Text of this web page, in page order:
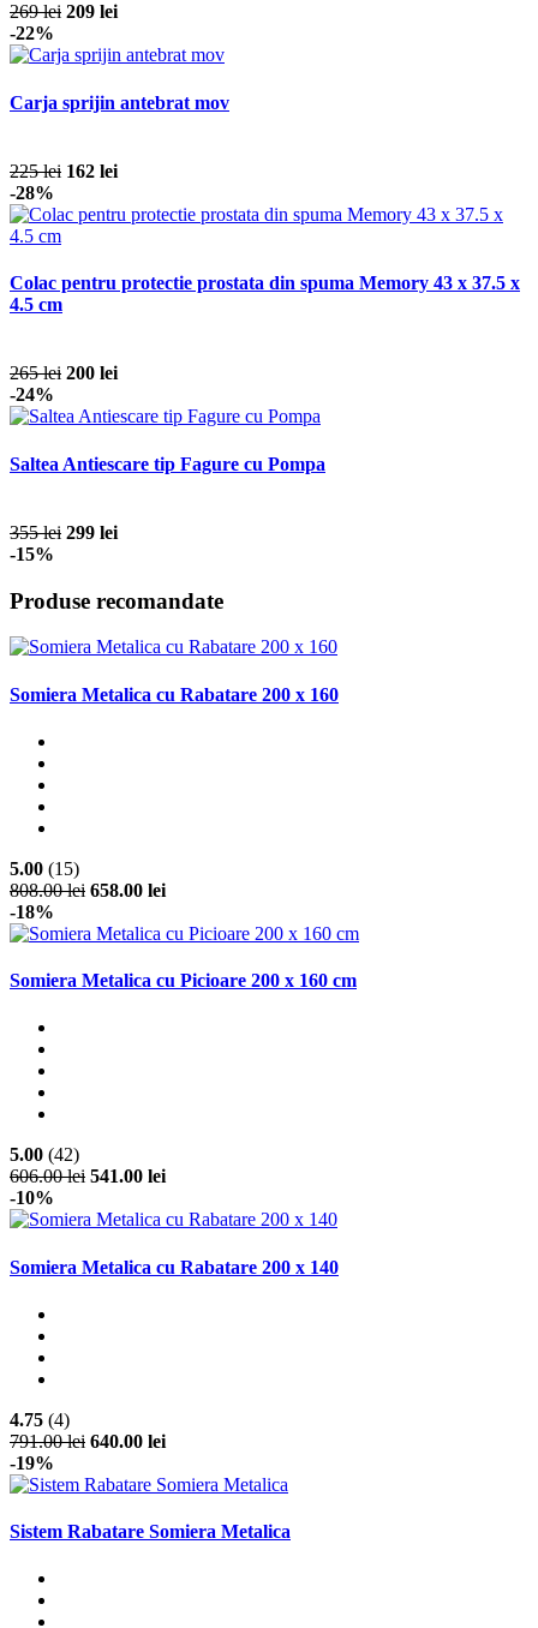
269 lei 209 lei
-22%
Carja sprijin antebrat mov
225 lei 162 lei
-28%
Colac pentru protectie prostata din spuma Memory 43 x 37.5 x
4.5 cm
265 lei 200 lei
-24%
Saltea Antiescare tip Fagure cu Pompa
355 lei 299 lei
-15%
Produse recomandate
Somiera Metalica cu Rabatare 200 x 160
5.00 (15)
808.00 lei 658.00 lei
-18%
Somiera Metalica cu Picioare 200 x 160 cm
5.00 (42)
606.00 lei 541.00 lei
-10%
Somiera Metalica cu Rabatare 200 x 140
4.75 (4)
791.00 lei 640.00 lei
-19%
Sistem Rabatare Somiera Metalica